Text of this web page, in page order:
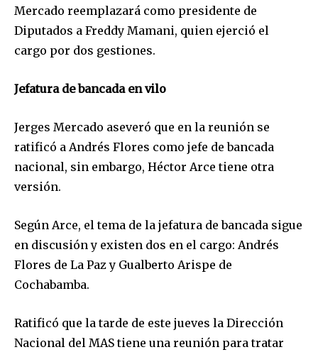
Join our community of
SUBSCRIBERS and be part of the
conversation.
To subscribe, simply enter your email address on our website
your privacy and won't spam your inbox. Your information is
safe with us.
SUBSCRIBE
Mercado reemplazará como presidente de
Diputados a Freddy Mamani, quien ejerció el
cargo por dos gestiones.
Jefatura de bancada en vilo
Jerges Mercado aseveró que en la reunión se
ratificó a Andrés Flores como jefe de bancada
nacional, sin embargo, Héctor Arce tiene otra
versión.
Según Arce, el tema de la jefatura de bancada sigue
en discusión y existen dos en el cargo: Andrés
Flores de La Paz y Gualberto Arispe de
Cochabamba.
Ratificó que la tarde de este jueves la Dirección
Nacional del MAS tiene una reunión para tratar